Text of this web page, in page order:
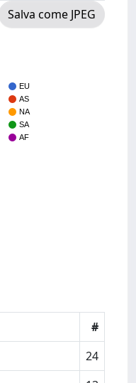
Salva come JPEG
EU
AS
NA
SA
AF
#
24